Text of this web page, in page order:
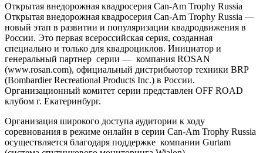
Открытая внедорожная квадросерия Can-Am Trophy Russia
Открытая внедорожная квадросерия Can-Am Trophy Russia —
новый этап в развитии и популяризации квадродвижения в
России. Это первая всероссийская серия, созданная
специально и только для квадроциклов. Инициатор и
генеральный партнер серии — компания ROSAN
(www.rosan.com), официальный дистрибьютор техники BRP
(Bombardier Recreational Products Inc.) в России.
Организационный комитет серии представлен OFF ROAD
клубом г. Екатеринбург.
Организация широкого доступа аудитории к ходу
соревнования в режиме онлайн в серии Can-Am Trophy Russia
осуществляется благодаря поддержке компании Gurtam